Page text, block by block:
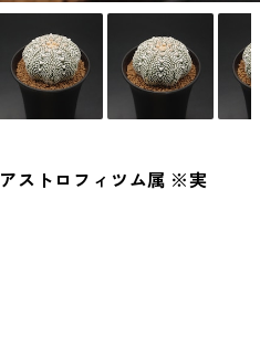
ストロフィツム属 ※実